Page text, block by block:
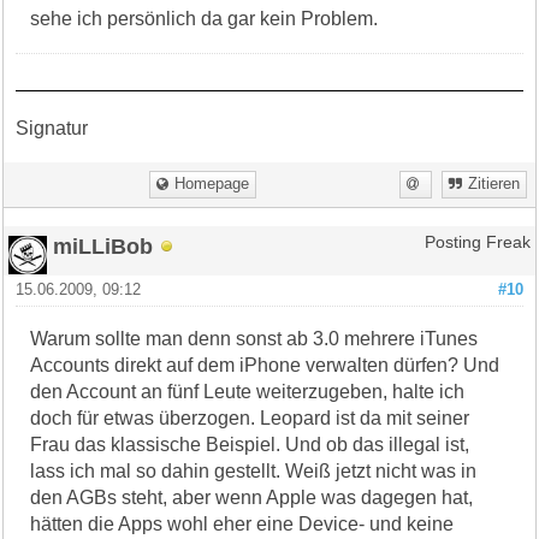
sehe ich persönlich da gar kein Problem.
Signatur
Homepage Zitieren
miLLiBob Posting Freak
#10
15.06.2009, 09:12
Warum sollte man denn sonst ab 3.0 mehrere iTunes
Accounts direkt auf dem iPhone verwalten dürfen? Und
den Account an fünf Leute weiterzugeben, halte ich
doch für etwas überzogen. Leopard ist da mit seiner
Frau das klassische Beispiel. Und ob das illegal ist,
lass ich mal so dahin gestellt. Weiß jetzt nicht was in
den AGBs steht, aber wenn Apple was dagegen hat,
hätten die Apps wohl eher eine Device- und keine